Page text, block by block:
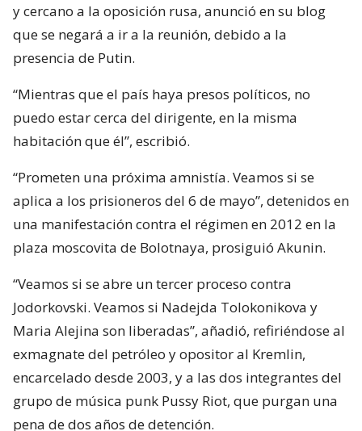
y cercano a la oposición rusa, anunció en su blog
que se negará a ir a la reunión, debido a la
presencia de Putin.
“Mientras que el país haya presos políticos, no
puedo estar cerca del dirigente, en la misma
habitación que él”, escribió.
“Prometen una próxima amnistía. Veamos si se
aplica a los prisioneros del 6 de mayo”, detenidos en
una manifestación contra el régimen en 2012 en la
plaza moscovita de Bolotnaya, prosiguió Akunin.
“Veamos si se abre un tercer proceso contra
Jodorkovski. Veamos si Nadejda Tolokonikova y
Maria Alejina son liberadas”, añadió, refiriéndose al
exmagnate del petróleo y opositor al Kremlin,
encarcelado desde 2003, y a las dos integrantes del
grupo de música punk Pussy Riot, que purgan una
pena de dos años de detención.